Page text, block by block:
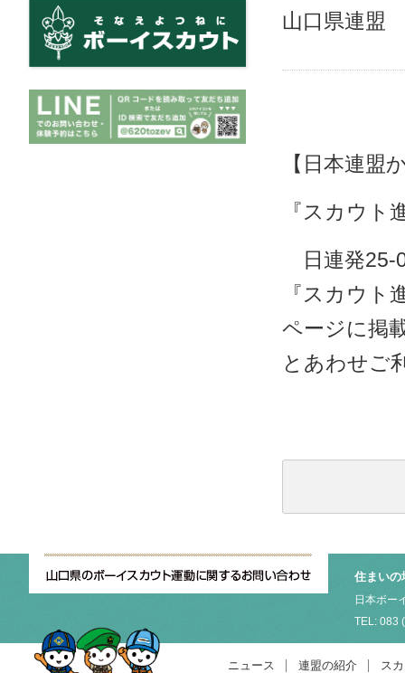
山口県連
【日本連盟
『スカウト
日連発25-
『スカウト
ページに掲
とあわせご
住まいの
日本ボー
TEL: 083
ニュース 連盟の紹介
ス